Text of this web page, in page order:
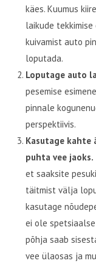
käes. Kuumus
laikude
kuivamist auto
loputada.
Loputage auto
pesemise
pinnale
perspektiivis.
Kasutage kahte
puhta vee jaoks.
et saaksite
täitmist välja
kasutage
ei ole
põhja saab
vee ülaosas ja